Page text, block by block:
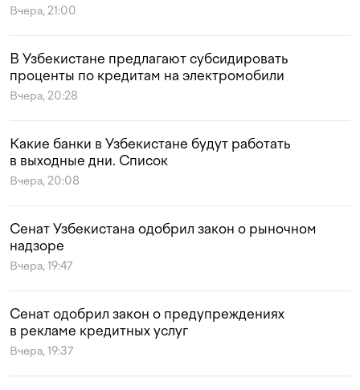
Вчера, 21:00
В Узбекистане предлагают субсидировать
проценты по кредитам на электромобили
Вчера, 20:28
Какие банки в Узбекистане будут работать
в выходные дни. Список
Вчера, 20:08
Сенат Узбекистана одобрил закон о рыночном
надзоре
Вчера, 19:47
Сенат одобрил закон о предупреждениях
в рекламе кредитных услуг
Вчера, 19:37